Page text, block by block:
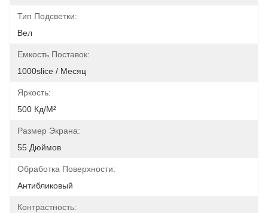
Тип Подсветки:
Вел
Емкость Поставок:
1000slice / Месяц
Яркость:
500 Кд/м²
Размер Экрана:
55 Дюймов
Обработка Поверхности:
Антибликовый
Контрастность: